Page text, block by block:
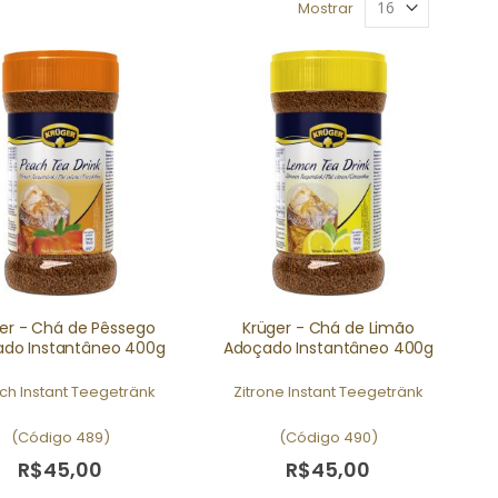
Mostrar
- Chá de Pêssego
Instantâneo 400g
Instant Teegetränk
(Código 489)
R$45,00
Krüger - Chá de Limão
Adoçado Instantâneo 400g
Zitrone Instant Teegetränk
(Código 490)
R$45,00